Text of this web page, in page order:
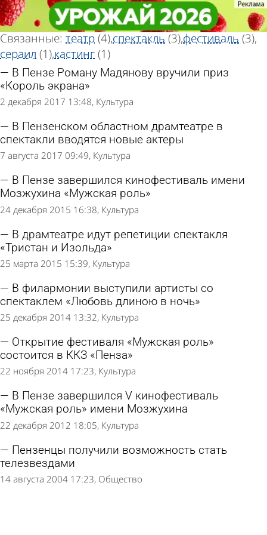
«Роль»
Тег новостей
Всего найдено 8 новостей
Связанные: театр(4)спектакль (3)фестиваль (3)
сераил (1)кастинг(1)
В Пензе Роману Мадянову вручили приз
«Король экрана»
2 декабря 2017 13:48 Культура
В Пензенском областном драмтеатре в
спектакли вводятся новые актеры
7 августа 2017 09:49 Культура
В Пензе завершился кинофестиваль имени
Мозжухина «Мужская роль»
24 декабря 2015 16:38 Культура
В драмтеатре идут репетиции спектакля
«Тристан и Изольда»
25 марта 2015 15:39 Культура
В филармонии выступили артисты со
спектаклем «Любовь длиною в ночь»
25 декабря 2014 13:32 Культура
Открытие фестиваля «Мужская роль»
состоится в ККЗ «Пенза»
22 ноября 2014 17:23 Культура
В Пензе завершился V кинофестиваль
«Мужская роль» имени Мозжухина
22 декабря 2012 18:05 Культура
Пензенцы получили возможность стать
телезвездами
14 августа 2004 17:23 Общество
«Роль»
Тег новостей